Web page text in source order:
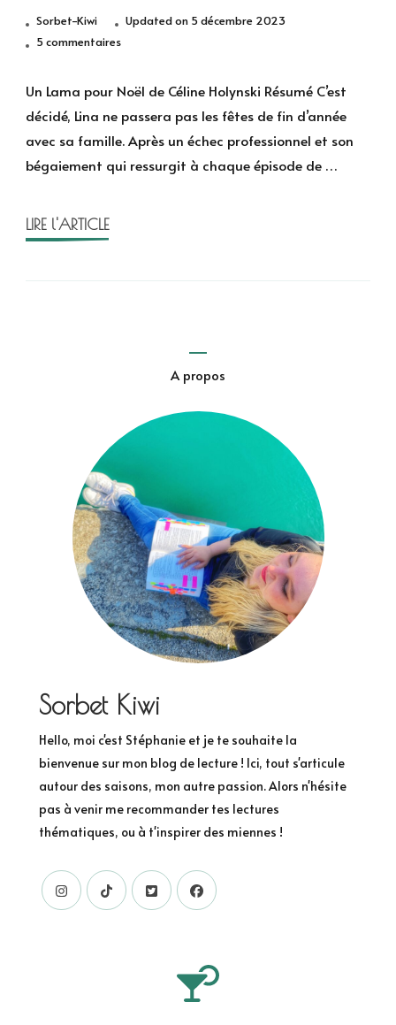
Sorbet-Kiwi Updated on 5 décembre 2023
5 commentairessur
lama
Noël
de
Céline
Un Lama pour Noël de Céline Holynski Résumé C’est
décidé, Lina ne passera pas les fêtes de fin d’année
avec sa famille. Après un échec professionnel et son
bégaiement qui ressurgit à chaque épisode de …
LIRE l'ARTICLE
A propos
Sorbet Kiwi
Hello, moi c'est Stéphanie et je te souhaite la
bienvenue sur mon blog de lecture ! Ici, tout s'articule
autour des saisons, mon autre passion. Alors n'hésite
pas à venir me recommander tes lectures
thématiques, ou à t'inspirer des miennes !